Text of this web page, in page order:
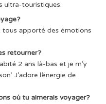
ultra-touristiques.
tous apporté des émotions
retourner?
2 ans là-bas et je m’y
J’adore l’énergie de
où tu aimerais voyager?